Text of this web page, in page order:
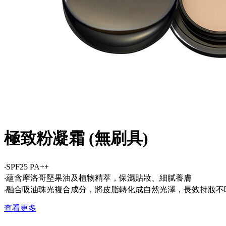
極致粉凝霜 (無刷具)
‧SPF25 PA++
‧蘊含摩洛哥堅果油及植物精萃，保濕貼妝、細膩養膚
‧融合吸油珠光複合成分，將皮脂轉化成自然光澤，長效持妝
查看更多